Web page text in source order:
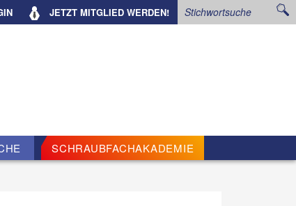
JETZT MITGLIED WERDEN!
SCHRAUBFACHAKADEMIE